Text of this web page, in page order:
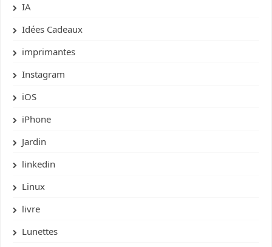
IA
Idées Cadeaux
imprimantes
Instagram
iOS
iPhone
Jardin
linkedin
Linux
livre
Lunettes